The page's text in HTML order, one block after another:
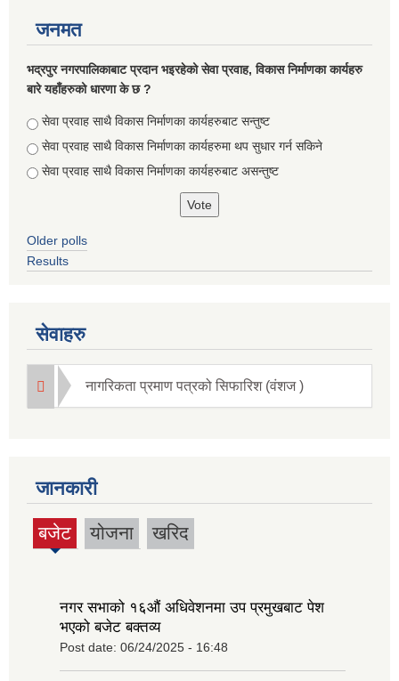
जनमत
भद्रपुर नगरपालिकाबाट प्रदान भइरहेको सेवा प्रवाह, विकास निर्माणका कार्यहरु
बारे यहाँहरुको धारणा के छ ?
Choices
सेवा प्रवाह साथै विकास निर्माणका कार्यहरुबाट सन्तुष्ट
सेवा प्रवाह साथै विकास निर्माणका कार्यहरुमा थप सुधार गर्न सकिने
सेवा प्रवाह साथै विकास निर्माणका कार्यहरुबाट असन्तुष्ट
Older polls
Results
सेवाहरु
नागरिकता प्रमाण पत्रको सिफारिश (वंशज )
जानकारी
बजेट
(active
योजना खरिद
नगर सभाको १६‍औं अधिवेशनमा उप प्रमुखबाट पेश
भएको बजेट बक्तव्य
Post date: 06/24/2025 - 16:48